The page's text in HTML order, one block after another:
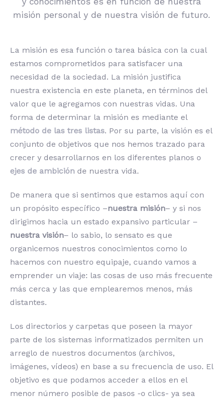
misión personal y de nuestra visión de futuro.
La misión es esa función o tarea básica con la cual
estamos comprometidos para satisfacer una
necesidad de la sociedad. La misión justifica
nuestra existencia en este planeta, en términos del
valor que le agregamos con nuestras vidas. Una
forma de determinar la misión es mediante el
método de las tres listas. Por su parte, la visión es el
conjunto de objetivos que nos hemos trazado para
crecer y desarrollarnos en los diferentes planos o
ejes de ambición de nuestra vida.
De manera que si sentimos que estamos aquí con
un propósito específico –nuestra misión– y si nos
dirigimos hacia un estado expansivo particular –
nuestra visión– lo sabio, lo sensato es que
organicemos nuestros conocimientos como lo
hacemos con nuestro equipaje, cuando vamos a
emprender un viaje: las cosas de uso más frecuente
más cerca y las que emplearemos menos, más
distantes.
Los directorios y carpetas que poseen la mayor
parte de los sistemas informatizados permiten un
arreglo de nuestros documentos (archivos,
imágenes, vídeos) en base a su frecuencia de uso. El
objetivo es que podamos acceder a ellos en el
menor número posible de pasos -o clics- ya sea